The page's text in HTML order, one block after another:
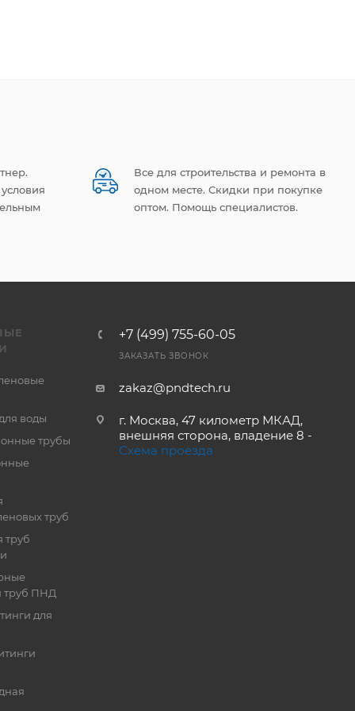
Все для строительства и ремонта в
одном месте. Скидки при покупке
оптом. Помощь специалистов.
воды
трубы
труб
труб
труб ПНД
для
+7 (499) 755-60-05
ЗАКАЗАТЬ ЗВОНОК
zakaz@pndtech.ru
г. Москва, 47 километр МКАД,
внешняя сторона, владение 8 -
Схема проезда